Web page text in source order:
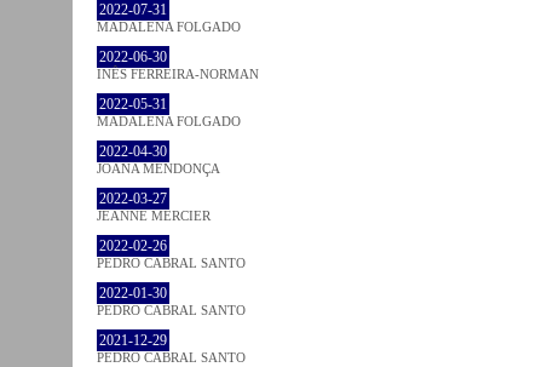
2022-07-31
MADALENA FOLGADO
2022-06-30
INÊS FERREIRA-NORMAN
2022-05-31
MADALENA FOLGADO
2022-04-30
JOANA MENDONÇA
2022-03-27
JEANNE MERCIER
2022-02-26
PEDRO CABRAL SANTO
2022-01-30
PEDRO CABRAL SANTO
2021-12-29
PEDRO CABRAL SANTO